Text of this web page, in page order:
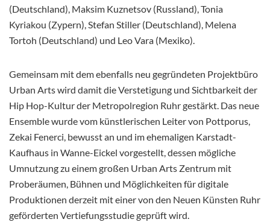
(Deutschland), Maksim Kuznetsov (Russland), Tonia
Kyriakou (Zypern), Stefan Stiller (Deutschland), Melena
Tortoh (Deutschland) und Leo Vara (Mexiko).
Gemeinsam mit dem ebenfalls neu gegründeten Projektbüro
Urban Arts wird damit die Verstetigung und Sichtbarkeit der
Hip Hop-Kultur der Metropolregion Ruhr gestärkt. Das neue
Ensemble wurde vom künstlerischen Leiter von Pottporus,
Zekai Fenerci, bewusst an und im ehemaligen Karstadt-
Kaufhaus in Wanne-Eickel vorgestellt, dessen mögliche
Umnutzung zu einem großen Urban Arts Zentrum mit
Proberäumen, Bühnen und Möglichkeiten für digitale
Produktionen derzeit mit einer von den Neuen Künsten Ruhr
geförderten Vertiefungsstudie geprüft wird.